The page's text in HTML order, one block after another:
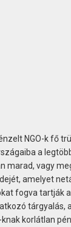
NGO-k fő
a
marad, vagy
amelyet
fogva tartják
tárgyalás,
korlátlan